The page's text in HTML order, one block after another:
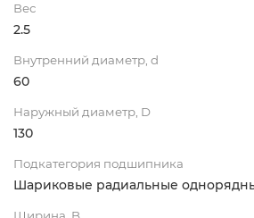
Вес
2.5
Внутренний диаметр, d
60
Наружный диаметр, D
130
Подкатегория подшипника
Шариковые радиальные